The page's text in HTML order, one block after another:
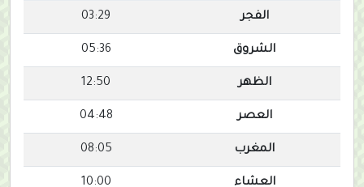
الفجر 03:29
الشروق 05:36
الظهر 12:50
العصر 04:48
المغرب 08:05
العشاء 10:00